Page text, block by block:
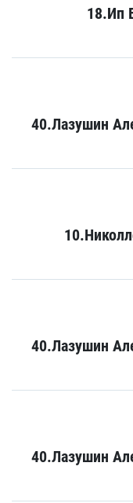
18.Ип
40.Лазушин
40.Лазушин
40.Лазушин